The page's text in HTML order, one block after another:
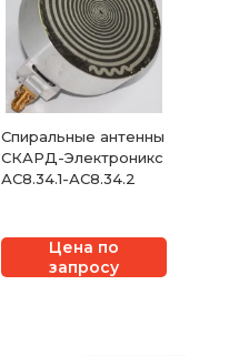
Спиральные антенны
СКАРД-Электроникс
АС8.34.1-АС8.34.2
Цена по
запросу